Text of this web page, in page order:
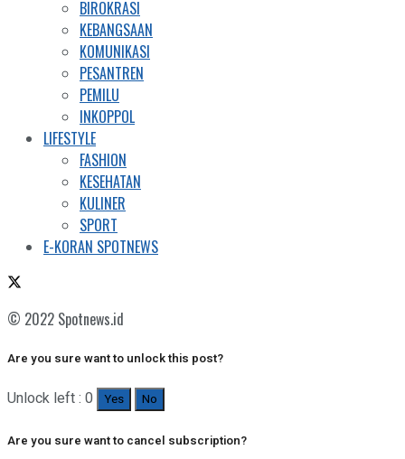
BIROKRASI
KEBANGSAAN
KOMUNIKASI
PESANTREN
PEMILU
INKOPPOL
LIFESTYLE
FASHION
KESEHATAN
KULINER
SPORT
E-KORAN SPOTNEWS
© 2022 Spotnews.id
Are you sure want to unlock this post?
Unlock left : 0 Yes No
Are you sure want to cancel subscription?